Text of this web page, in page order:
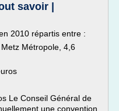
savoir |
2010 répartis entre :
Métropole, 4,6
Le Conseil Général de
une convention